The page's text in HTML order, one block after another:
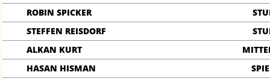
ROBIN SPICKER
STEFFEN REISDORF
ALKAN KURT
HASAN HISMAN